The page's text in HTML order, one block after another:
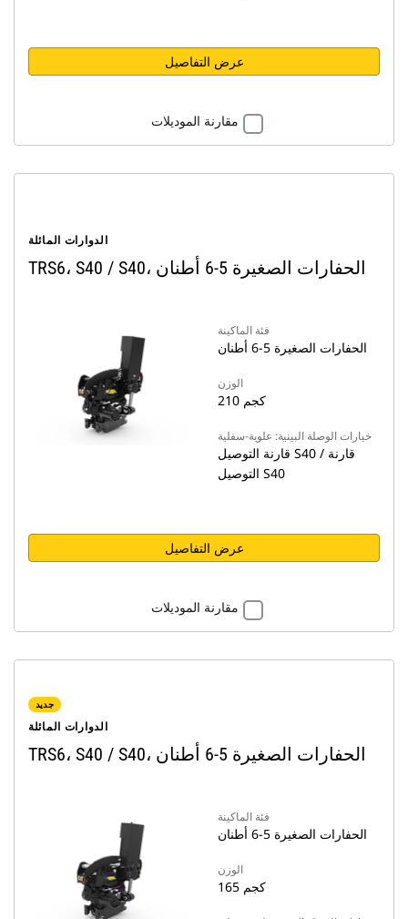
عرض التفاصيل
مقارنة الموديلات
الدوارات المائلة
TRS6، S40 / S40، الحفارات الصغيرة 5-6 أطنان
فئة الماكينة
الحفارات الصغيرة 5-6 أطنان
الوزن
210 كجم
خيارات الوصلة البينية: علوية-سفلية
قارنة التوصيل S40 / قارنة
التوصيل S40
عرض التفاصيل
مقارنة الموديلات
جديد
الدوارات المائلة
TRS6، S40 / S40، الحفارات الصغيرة 5-6 أطنان
فئة الماكينة
الحفارات الصغيرة 5-6 أطنان
الوزن
165 كجم